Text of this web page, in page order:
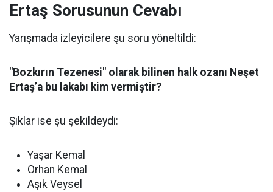
Ertaş Sorusunun Cevabı
Yarışmada izleyicilere şu soru yöneltildi:
"Bozkırın Tezenesi" olarak bilinen halk ozanı Neşet
Ertaş’a bu lakabı kim vermiştir?
Şıklar ise şu şekildeydi:
Yaşar Kemal
Orhan Kemal
Aşık Veysel